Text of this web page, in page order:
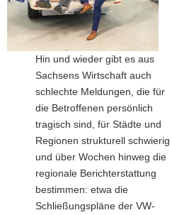
Hin und wieder gibt es aus
Sachsens Wirtschaft auch
schlechte Meldungen, die für
die Betroffenen persönlich
tragisch sind, für Städte und
Regionen strukturell schwierig
und über Wochen hinweg die
regionale Berichterstattung
bestimmen: etwa die
Schließungspläne der VW-